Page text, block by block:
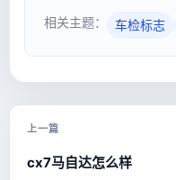
相关主题：
车检标志
上一篇
cx7马自达怎么样